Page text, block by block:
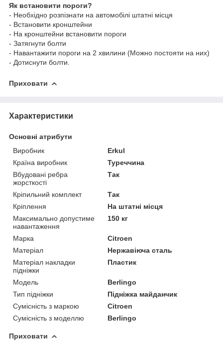
Як встановити пороги?
- Необхідно розпізнати на автомобілі штатні місця
- Встановити кронштейни
- На кронштейни встановити пороги
- Затягнути болти
- Навантажити пороги на 2 хвилини (Можно постояти на них)
- Дотиснути болти.
Приховати
Характеристики
Основні атрибути
Виробник
Erkul
Країна виробник
Туреччина
Вбудовані ребра
жорсткості
Так
Кріпильний комплект
Так
Кріплення
На штатні місця
Максимально допустиме
навантаження
150 кг
Марка
Citroen
Матеріал
Нержавіюча сталь
Матеріал накладки
підніжки
Пластик
Модель
Berlingo
Тип підніжки
Підніжка майданчик
Сумісність з маркою
Citroen
Сумісність з моделлю
Berlingo
Приховати